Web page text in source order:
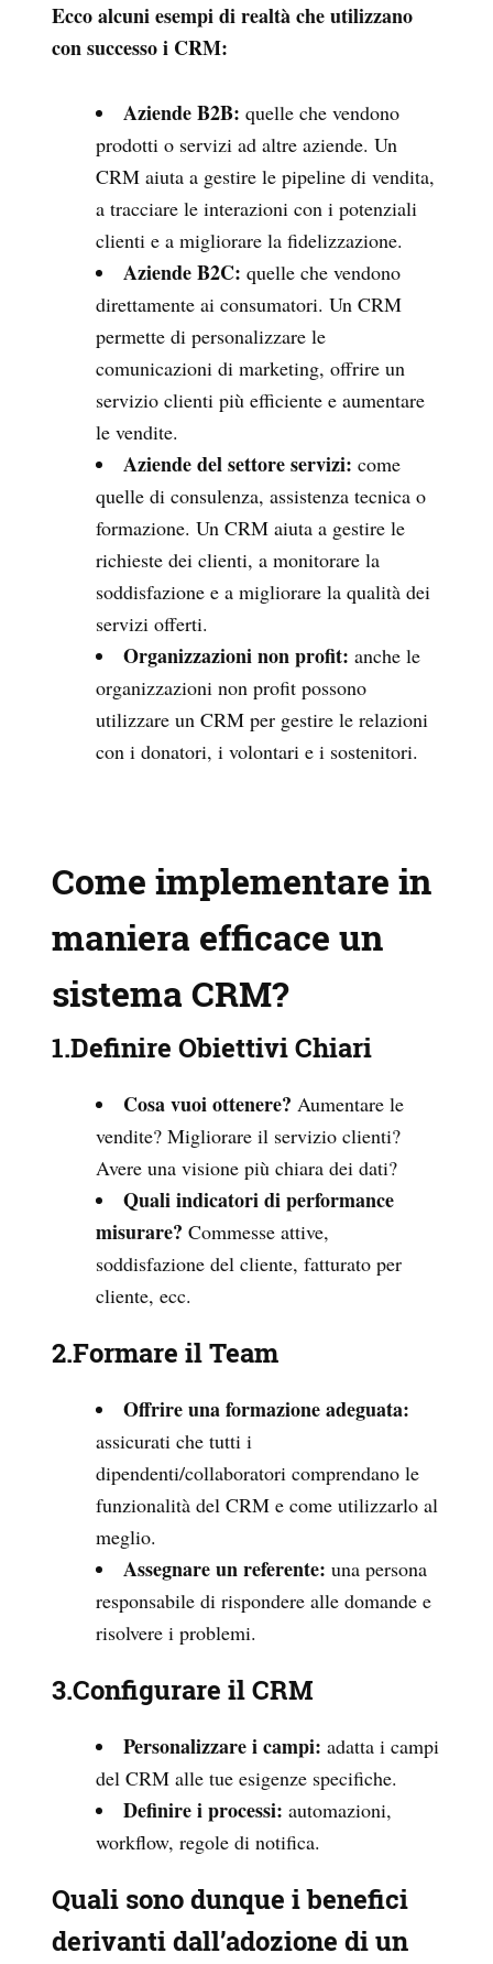
Ecco alcuni esempi di realtà che utilizzano
con successo i CRM:
Aziende B2B: quelle che vendono
prodotti o servizi ad altre aziende. Un
CRM aiuta a gestire le pipeline di vendita,
a tracciare le interazioni con i potenziali
clienti e a migliorare la fidelizzazione.
Aziende B2C: quelle che vendono
direttamente ai consumatori. Un CRM
permette di personalizzare le
comunicazioni di marketing, offrire un
servizio clienti più efficiente e aumentare
le vendite.
Aziende del settore servizi: come
quelle di consulenza, assistenza tecnica o
formazione. Un CRM aiuta a gestire le
richieste dei clienti, a monitorare la
soddisfazione e a migliorare la qualità dei
servizi offerti.
Organizzazioni non profit: anche le
organizzazioni non profit possono
utilizzare un CRM per gestire le relazioni
con i donatori, i volontari e i sostenitori.
Come implementare in
maniera efficace un
sistema CRM?
1.Definire Obiettivi Chiari
Cosa vuoi ottenere? Aumentare le
vendite? Migliorare il servizio clienti?
Avere una visione più chiara dei dati?
Quali indicatori di performance
misurare? Commesse attive,
soddisfazione del cliente, fatturato per
cliente, ecc.
2.Formare il Team
Offrire una formazione adeguata:
assicurati che tutti i
dipendenti/collaboratori comprendano le
funzionalità del CRM e come utilizzarlo al
meglio.
Assegnare un referente: una persona
responsabile di rispondere alle domande e
risolvere i problemi.
3.Configurare il CRM
Personalizzare i campi: adatta i campi
del CRM alle tue esigenze specifiche.
Definire i processi: automazioni,
workflow, regole di notifica.
Quali sono dunque i benefici
derivanti dall’adozione di un